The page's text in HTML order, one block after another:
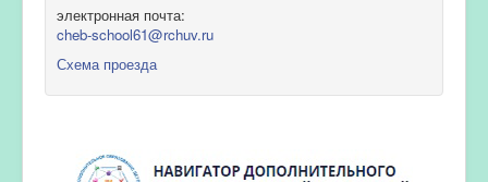
электронная почта:
cheb-school61@rchuv.ru
Схема проезда